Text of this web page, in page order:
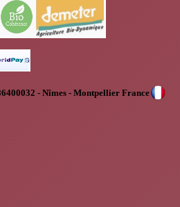
- Nîmes - Montpellier France